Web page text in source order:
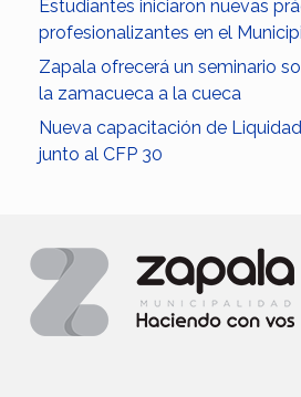
Estudiantes iniciaron nuevas
profesionalizantes en el
Zapala ofrecerá un seminario
la zamacueca a la cueca
Nueva capacitación de
junto al CFP 30